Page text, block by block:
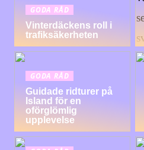
GODA RÅD
Vinterdäckens roll i
trafiksäkerheten
GODA RÅD
Guidade ridturer på
Island för en
oförglömlig
upplevelse